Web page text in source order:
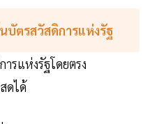
บัตรสวัสดิการแห่งรัฐ
รแห่งรัฐโดยตรง
ดได้